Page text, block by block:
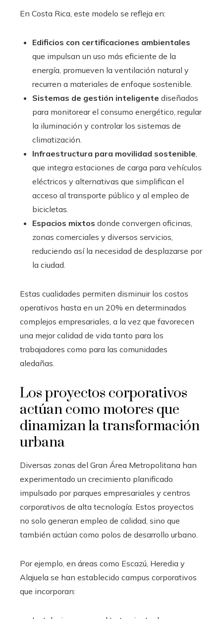
En Costa Rica, este modelo se refleja en:
Edificios con certificaciones ambientales
que impulsan un uso más eficiente de la
energía, promueven la ventilación natural y
recurren a materiales de enfoque sostenible.
Sistemas de gestión inteligente diseñados
para monitorear el consumo energético, regular
la iluminación y controlar los sistemas de
climatización.
Infraestructura para movilidad sostenible,
que integra estaciones de carga para vehículos
eléctricos y alternativas que simplifican el
acceso al transporte público y al empleo de
bicicletas.
Espacios mixtos donde convergen oficinas,
zonas comerciales y diversos servicios,
reduciendo así la necesidad de desplazarse por
la ciudad.
Estas cualidades permiten disminuir los costos
operativos hasta en un 20% en determinados
complejos empresariales, a la vez que favorecen
una mejor calidad de vida tanto para los
trabajadores como para las comunidades
aledañas.
Los proyectos corporativos
actúan como motores que
dinamizan la transformación
urbana
Diversas zonas del Gran Área Metropolitana han
experimentado un crecimiento planificado
impulsado por parques empresariales y centros
corporativos de alta tecnología. Estos proyectos
no solo generan empleo de calidad, sino que
también actúan como polos de desarrollo urbano.
Por ejemplo, en áreas como Escazú, Heredia y
Alajuela se han establecido campus corporativos
que incorporan: